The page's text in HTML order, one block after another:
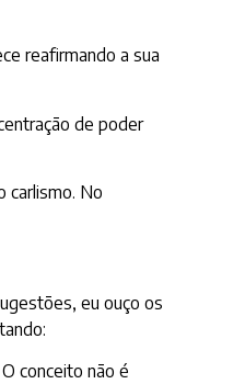
reafirmando a sua
de poder
carlismo. No
eu ouço os
conceito não é